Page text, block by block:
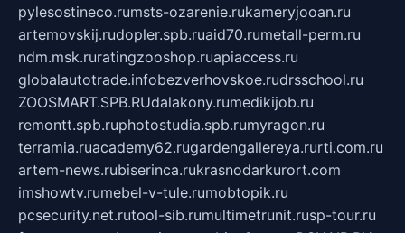
pylesostineco.rumsts-ozarenie.rukameryjooan.ru
artemovskij.rudopler.spb.ruaid70.rumetall-perm.ru
ndm.msk.ruratingzooshop.ruapiaccess.ru
globalautotrade.infobezverhovskoe.rudrsschool.ru
ZOOSMART.SPB.RUdalakony.rumedikijob.ru
remontt.spb.ruphotostudia.spb.rumyragon.ru
terramia.ruacademy62.rugardengallereya.rurti.com.ru
artem-news.rubiserinca.rukrasnodarkurort.com
imshowtv.rumebel-v-tule.rumobtopik.ru
pcsecurity.net.rutool-sib.rumultimetrunit.rusp-tour.ru